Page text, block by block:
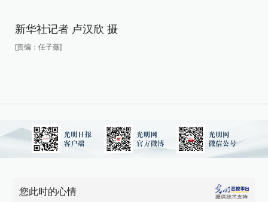
新华社记者 卢汉欣 摄
[责编：任子薇]
您此时的心情